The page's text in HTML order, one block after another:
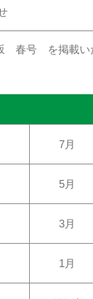
春号 を掲載い
7月
5月
3月
1月